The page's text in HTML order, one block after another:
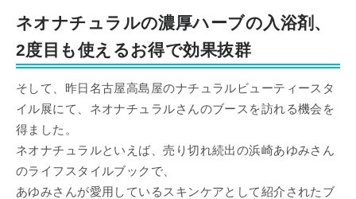
ネオナチュラルの濃厚ハーブの入浴剤、
2度目も使えるお得で効果抜群
そして、昨日名古屋高島屋のナチュラルビューティースタ
イル展にて、ネオナチュラルさんのブースを訪れる機会を
得ました。
ネオナチュラルといえば、売り切れ続出の浜崎あゆみさん
のライフスタイルブックで、
あゆみさんが愛用しているスキンケアとして紹介されたブ